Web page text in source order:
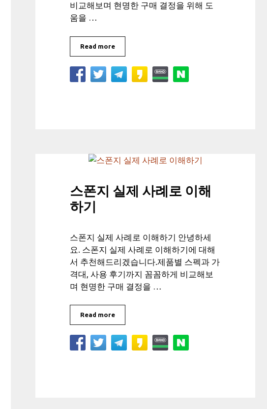
비교해보며 현명한 구매 결정을 위해 도
움을 …
Read more
스폰지 실제 사례로 이해
하기
스폰지 실제 사례로 이해하기 안녕하세
요. 스폰지 실제 사례로 이해하기에 대해
서 추천해드리겠습니다.제품별 스펙과 가
격대, 사용 후기까지 꼼꼼하게 비교해보
며 현명한 구매 결정을 …
Read more